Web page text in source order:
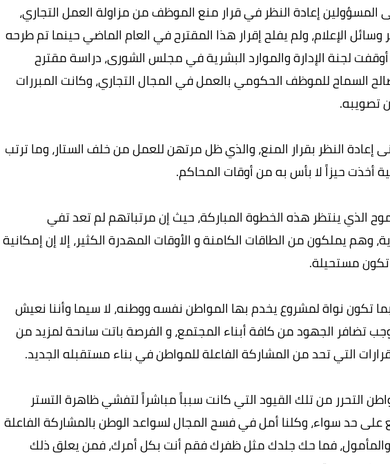
المسؤولين إعادة النظر في قرار منع الموظف من مزاولة العمل التجاري،
الإعلام، ولم يفلح إقرار هذا المقترح في العام الماضي حينما تم طرحه
لجنة الإدارة والموارد البشرية في مجلس الشورى، دراسة مقترح
السماح للموظف الحكومي بالعمل في المجال التجاري، وكانت المبررات
تصويبه.
إعادة النظر بقرار المنع، والذي ظل مرتهن للعمل من خلف الستار، وما ترتب
أخذت حيزاً لا بأس به من أوقات المحاكم.
الذي ينتظر هذه الخطوة المباركة، حيث إن مرتباتهم لم تعد تفي
وهم يملكون من الطاقات الكامنة و الأوقات المهدرة الكثير، إلا إن إمكانية
تكون مستحيلة.
تكون نواة لمشروع يخدم بها المواطن نفسه ووطنه، لا سيما وأننا نعيش
تضافر الجهود من كافة أبناء المجتمع، و الفرصة باتت سانحة لمزيد من
التي تحد من المشاركة الفاعلة للمواطن في بناء مستقبله الجديد.
التحرر من تلك القيود التي كانت سبباً مباشراً لتفشي ظاهرة التستر
على حد سواء، وكلنا أمل في فسح المجال لسواعد الوطن بالمشاركة الفاعلة
والمأمول، فما حك جلدك مثل ظفرك فقم أنت بكل أمرك، فمن يعلق ذلك